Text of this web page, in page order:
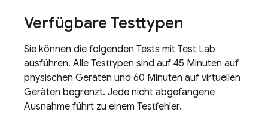
Verfügbare Testtypen
Sie können die folgenden Tests mit Test Lab
ausführen. Alle Testtypen sind auf 45 Minuten auf
physischen Geräten und 60 Minuten auf virtuellen
Geräten begrenzt. Jede nicht abgefangene
Ausnahme führt zu einem Testfehler.